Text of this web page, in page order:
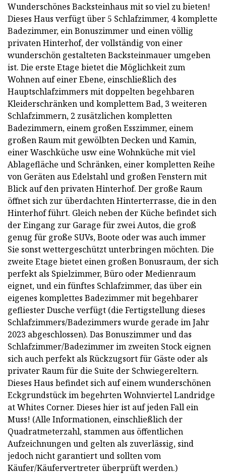
Wunderschönes Backsteinhaus mit so viel zu bieten!
Dieses Haus verfügt über 5 Schlafzimmer, 4 komplette
Badezimmer, ein Bonuszimmer und einen völlig
privaten Hinterhof, der vollständig von einer
wunderschön gestalteten Backsteinmauer umgeben
ist. Die erste Etage bietet die Möglichkeit zum
Wohnen auf einer Ebene, einschließlich des
Hauptschlafzimmers mit doppelten begehbaren
Kleiderschränken und komplettem Bad, 3 weiteren
Schlafzimmern, 2 zusätzlichen kompletten
Badezimmern, einem großen Esszimmer, einem
großen Raum mit gewölbten Decken und Kamin,
einer Waschküche usw eine Wohnküche mit viel
Ablagefläche und Schränken, einer kompletten Reihe
von Geräten aus Edelstahl und großen Fenstern mit
Blick auf den privaten Hinterhof. Der große Raum
öffnet sich zur überdachten Hinterterrasse, die in den
Hinterhof führt. Gleich neben der Küche befindet sich
der Eingang zur Garage für zwei Autos, die groß
genug für große SUVs, Boote oder was auch immer
Sie sonst wettergeschützt unterbringen möchten. Die
zweite Etage bietet einen großen Bonusraum, der sich
perfekt als Spielzimmer, Büro oder Medienraum
eignet, und ein fünftes Schlafzimmer, das über ein
eigenes komplettes Badezimmer mit begehbarer
gefliester Dusche verfügt (die Fertigstellung dieses
Schlafzimmers/Badezimmers wurde gerade im Jahr
2023 abgeschlossen). Das Bonuszimmer und das
Schlafzimmer/Badezimmer im zweiten Stock eignen
sich auch perfekt als Rückzugsort für Gäste oder als
privater Raum für die Suite der Schwiegereltern.
Dieses Haus befindet sich auf einem wunderschönen
Eckgrundstück im begehrten Wohnviertel Landridge
at Whites Corner. Dieses hier ist auf jeden Fall ein
Muss! (Alle Informationen, einschließlich der
Quadratmeterzahl, stammen aus öffentlichen
Aufzeichnungen und gelten als zuverlässig, sind
jedoch nicht garantiert und sollten vom
Käufer/Käufervertreter überprüft werden.)